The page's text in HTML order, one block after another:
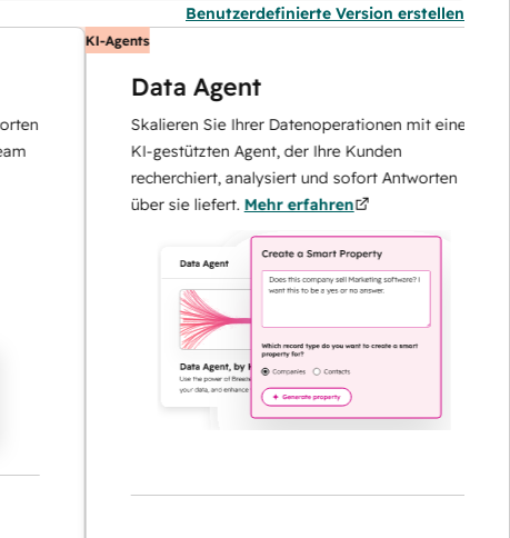
Benutzerdefinierte Version erstellen
KI-Agents
Data Agent
Skalieren Sie Ihrer Datenoperationen mit einem
KI-gestützten Agent, der Ihre Kunden
recherchiert, analysiert und sofort Antworten
über sie liefert.Mehr erfahren